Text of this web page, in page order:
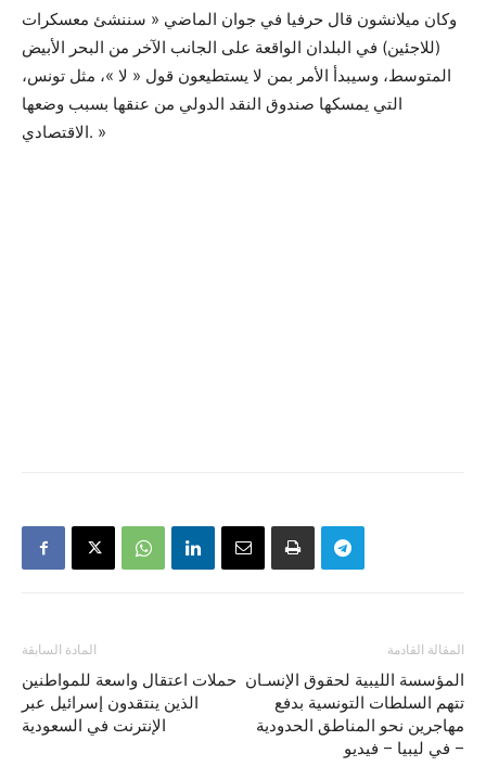
وكان ميلانشون قال حرفيا في جوان الماضي « سننشئ معسكرات
(للاجئين) في البلدان الواقعة على الجانب الآخر من البحر الأبيض
المتوسط، وسيبدأ الأمر بمن لا يستطيعون قول « لا »، مثل تونس،
التي يمسكها صندوق النقد الدولي من عنقها بسبب وضعها
الاقتصادي. »
المادة السابقة
حملات اعتقال واسعة للمواطنين
الذين ينتقدون إسرائيل عبر
الإنترنت في السعودية
المقالة القادمة
المؤسسة الليبية لحقوق الإنسـان
تتهم السلطات التونسية بدفع
مهاجرين نحو المناطق الحدودية
في ليبيا – فيديو –